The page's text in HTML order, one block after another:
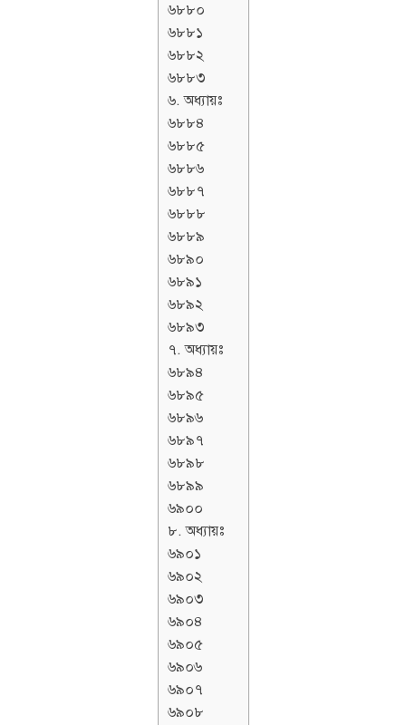
৬৮৮০
৬৮৮১
৬৮৮২
৬৮৮৩
৬. অধ্যায়ঃ
৬৮৮৪
৬৮৮৫
৬৮৮৬
৬৮৮৭
৬৮৮৮
৬৮৮৯
৬৮৯০
৬৮৯১
৬৮৯২
৬৮৯৩
৭. অধ্যায়ঃ
৬৮৯৪
৬৮৯৫
৬৮৯৬
৬৮৯৭
৬৮৯৮
৬৮৯৯
৬৯০০
৮. অধ্যায়ঃ
৬৯০১
৬৯০২
৬৯০৩
৬৯০৪
৬৯০৫
৬৯০৬
৬৯০৭
৬৯০৮